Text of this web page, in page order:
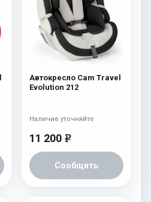
Автокресло Cam Travel
Evolution 212
11 200 e
Сообщить
Наличие уточняйте